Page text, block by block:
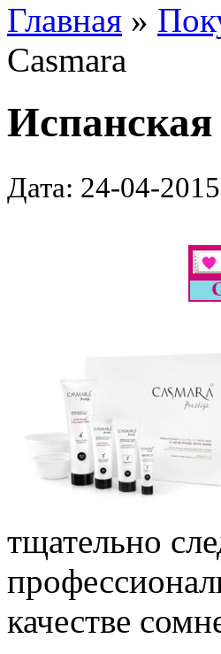
Главная »
Casmara
Дата: 24-04-2015
тщательно
качестве